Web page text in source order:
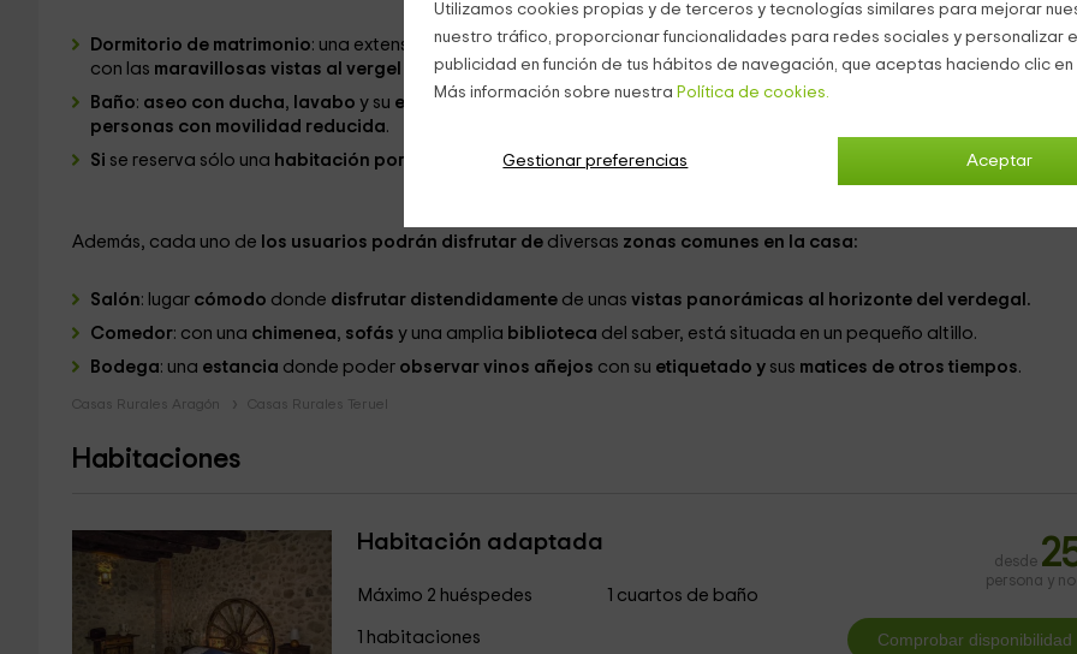
Utilizamos cookies propias y de terceros y tecnologías similares para mejorar
nuestro tráfico, proporcionar funcionalidades para redes sociales y personalizar
publicidad en función de tus hábitos de navegación, que aceptas haciendo clic
Más información sobre nuestra Política de cookies.
Aceptar
Gestionar preferencias
Dormitorio de matrimonio: una extensa cama rodeada por mesillasy untechado lleno de vigas de madera, sin
con las maravillosas vistas al vergel colindante lleno decoloridos rojos y verdes.
Baño: aseo con ducha, lavabo y su espejoy unsanitario .Uno de ellos estátotalmente condicionado
personas con movilidad reducida.
Si se reserva sólo una habitación por noche en el precioes vendráincluido el régimen de desayuno
Además, cada uno de los usuarios podrán disfrutar dediversas zonas comunes en la casa:
Salón: lugar cómodo donde disfrutar distendidamentede unas vistas panorámicas al horizonte del verdegal.
Comedor: con una chimenea, sofás y una amplia biblioteca del saber, está situada en un pequeño altillo.
Bodega: una estancia donde poder observar vinos añejos con su etiquetado ysus matices de otros tiempos.
Casas Rurales Aragón Casas Rurales Teruel
Habitaciones
Habitación adaptada
Máximo 2 huéspedes
1 habitaciones
1 cuartos de baño
desde
persona y